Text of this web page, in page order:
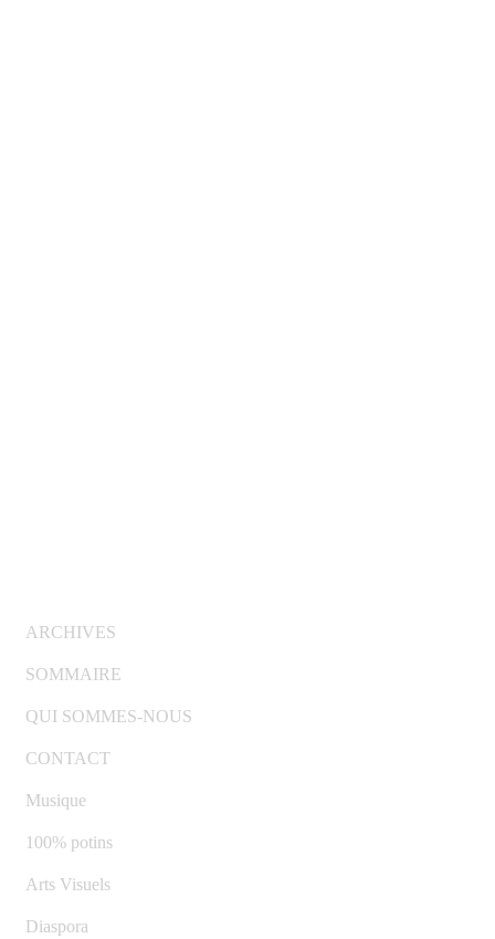
ARCHIVES
SOMMAIRE
QUI SOMMES-NOUS
CONTACT
Musique
100% potins
Arts Visuels
Diaspora